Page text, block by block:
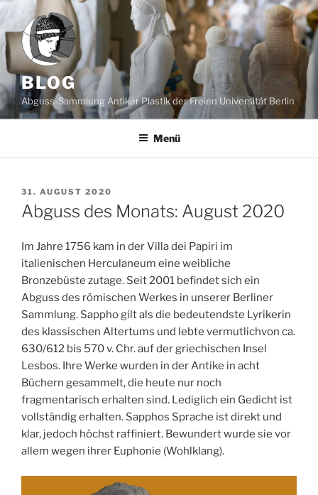
Zum
Inhalt
springen
BLOG
Abguss-Sammlung Antiker Plastik der Freien Universität Berlin
Menü
VERÖFFENTLICHT
AM
31. AUGUST 2020
Abguss des Monats: August 2020
Im Jahre 1756 kam in der Villa dei Papiri im
italienischen Herculaneum eine weibliche
Bronzebüste zutage. Seit 2001 befindet sich ein
Abguss des römischen Werkes in unserer Berliner
Sammlung. Sappho gilt als die bedeutendste Lyrikerin
des klassischen Altertums und lebte vermutlichvon ca.
630/612 bis 570 v. Chr. auf der griechischen Insel
Lesbos. Ihre Werke wurden in der Antike in acht
Büchern gesammelt, die heute nur noch
fragmentarisch erhalten sind. Lediglich ein Gedicht ist
vollständig erhalten. Sapphos Sprache ist direkt und
klar, jedoch höchst raffiniert. Bewundert wurde sie vor
allem wegen ihrer Euphonie (Wohlklang).